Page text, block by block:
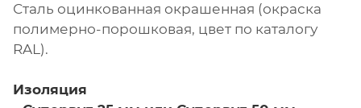
Сталь оцинкованная окрашенная (окраска
полимерно-порошковая, цвет по каталогу
RAL).
Изоляция